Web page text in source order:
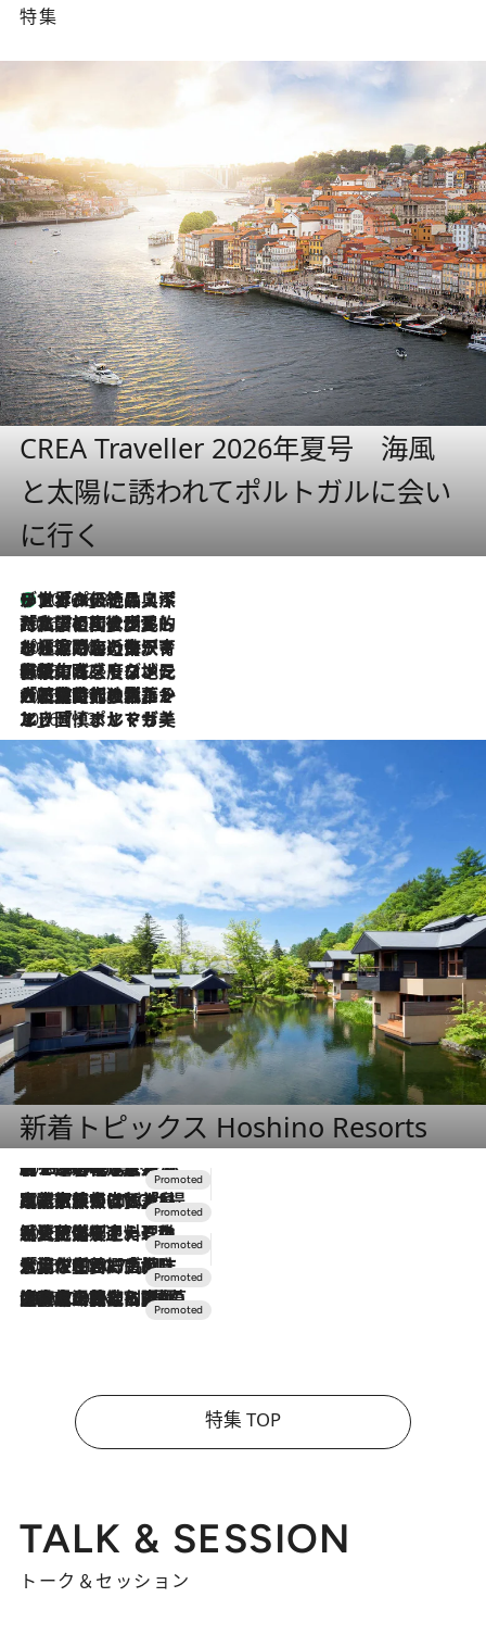
特集
CREA Traveller 2026年夏号 海風
と太陽に誘われてポルトガルに会い
に行く
2026.8.8
リスボンの絶品スイーツ「パステル・デ・ナタ」とは？ポルトガル伝統の奥深い世界へ
2026.7.27
「私の祖国はポルトガル語です」国民的詩人フェルナンド・ペソアと、彼が愛した文学の街を歩く
2026.7.26
ポルトガル近海が育む極上の海の幸。キリリと冷えた白ワインと愉しむ、シーフード専門店の贅沢
2026.7.22
伝統の味をモダンに昇華。高感度な地元客が集う、リスボンの最旬ガストロノミー
2026.7.21
大航海時代の栄華から、震災、独裁、そして革命へ。ポルトガル・首都リスボンの石畳に刻まれた「歴史の光と影」
2026.7.13
エッセイ・ヤマザキマリ「慎ましくも美しき国 ポルトガル」
新着トピックス Hoshino Resorts
2026.8.7
【トンボの足水浴】ヒノキの香りに包まれて涼感マックス！約13℃の湧水かけ流しを避暑地「星野温泉 トンボの湯」で体験
2026.7.31
【ホテル帰省】という選択肢をOMOが提案。家族とほどよい距離を保つには「昼は実家、夜は気兼ねなくホテルで！」
2026.7.24
【夏限定ディナーコース】旬を迎える稚鮎や花ズッキーニなどをイタリア・トスカーナの郷土料理の手法で満喫！
2026.7.17
「土佐和ハーブかき氷」がOMO7高知に登場！生姜、山椒、大葉など目にも舌にも涼を呼ぶ郷土の味
2026.7.10
NEW OPEN！【界 草津】名湯の地に誕生。趣の異なる2種の温泉と上州ならではの会席・蕎麦割烹など美食を味わう究極の癒やし旅
特集 TOP
TALK & SESSION
トーク＆セッション